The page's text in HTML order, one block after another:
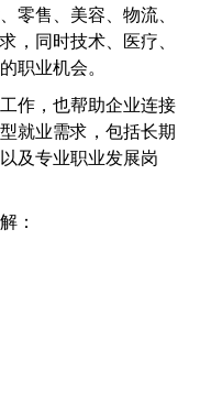
零售、美容、物流、
，同时技术、医疗、
职业机会。
作，也帮助企业连接
就业需求，包括长期
及专业职业发展岗
：